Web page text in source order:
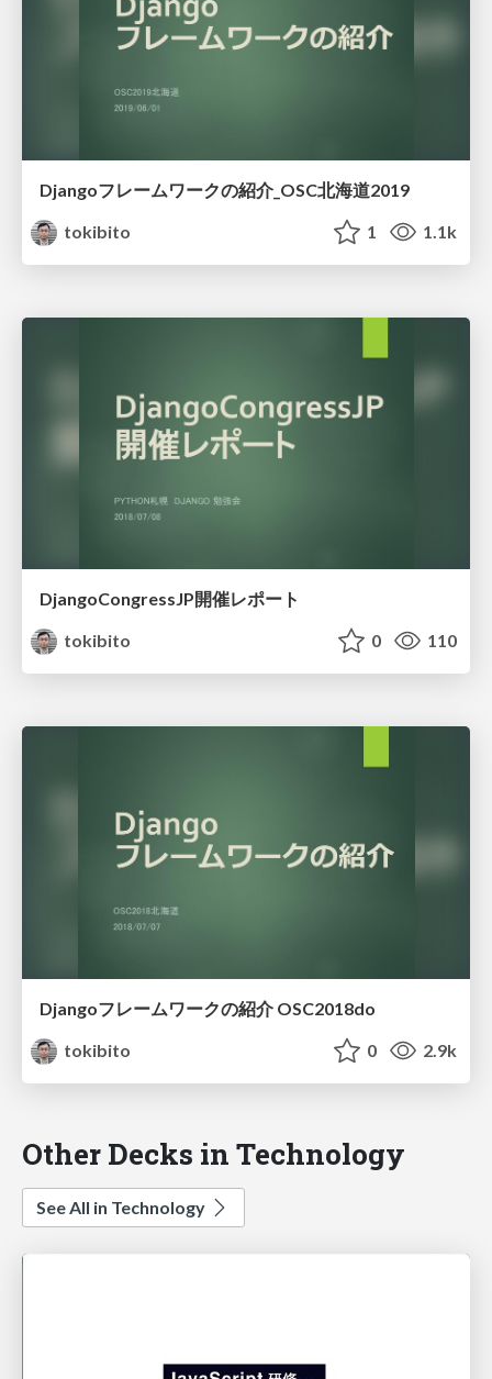
Djangoフレームワークの紹介_OSC北海道2019
tokibito
1 1.1k
DjangoCongressJP開催レポート
tokibito
0 110
Djangoフレームワークの紹介 OSC2018do
tokibito
0 2.9k
Other Decks in Technology
See All in Technology